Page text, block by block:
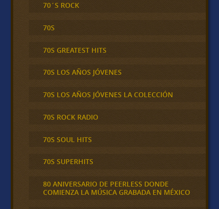
70´S ROCK
70S
70S GREATEST HITS
70S LOS AÑOS JÓVENES
70S LOS AÑOS JÓVENES LA COLECCIÓN
70S ROCK RADIO
70S SOUL HITS
70S SUPERHITS
80 ANIVERSARIO DE PEERLESS DONDE
COMIENZA LA MÚSICA GRABADA EN MÉXICO